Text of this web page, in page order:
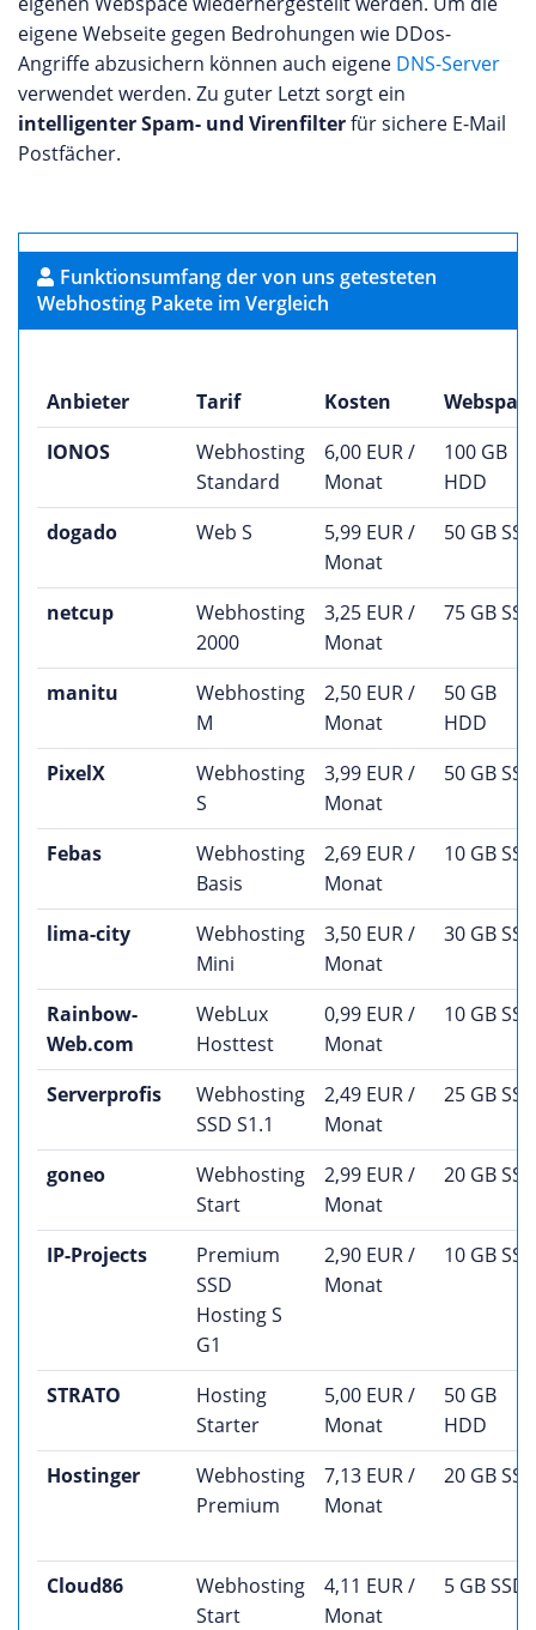
eigene Webseite gegen Bedrohungen wie DDos-
Angriffe abzusichern können auch eigene DNS-Server
verwendet werden. Zu guter Letzt sorgt ein
intelligenter Spam- und Virenfilterfür sichere E-Mail
Postfächer.
Funktionsumfang der von uns getesteten
Webhosting Pakete im Vergleich
Anbieter Tarif Kosten
IONOS
Webhosting
Standard
6,00 EUR /
Monat
100 GB
HDD
dogado
Web S
5,99 EUR /
Monat
50 GB SSD
netcup
Webhosting
2000
3,25 EUR /
Monat
75 GB SSD
manitu
Webhosting
M
2,50 EUR /
Monat
50 GB
HDD
PixelX
Webhosting
S
3,99 EUR /
Monat
50 GB SSD
Febas
Webhosting
Basis
2,69 EUR /
Monat
10 GB SSD
lima-city
Webhosting
Mini
3,50 EUR /
Monat
30 GB SSD
Rainbow-
Web.com
WebLux
Hosttest
0,99 EUR /
Monat
10 GB SSD
Serverprofis
Webhosting
SSD S1.1
2,49 EUR /
Monat
25 GB SSD
goneo
Webhosting
Start
2,99 EUR /
Monat
20 GB SSD
IP-Projects
Premium
SSD
Hosting S
G1
2,90 EUR /
Monat
10 GB SSD
STRATO
Hosting
Starter
5,00 EUR /
Monat
50 GB
HDD
Hostinger
Webhosting
Premium
7,13 EUR /
Monat
20 GB SSD
Cloud86
Webhosting
Start
4,11 EUR /
Monat
5 GB SSD